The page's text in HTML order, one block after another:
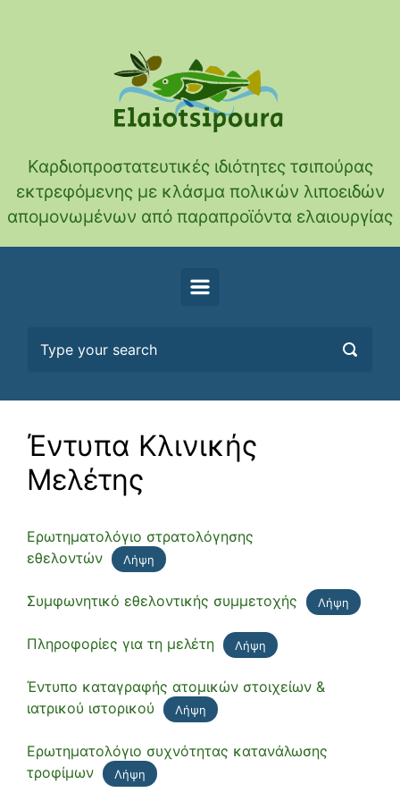
Καρδιοπροστατευτικές ιδιότητες τσιπούρας
εκτρεφόμενης με κλάσμα πολικών λιποειδών
απομονωμένων από παραπροϊόντα ελαιουργίας
Έντυπα Κλινικής
Μελέτης
Ερωτηματολόγιο στρατολόγησης
εθελοντών
Λήψη
Συμφωνητικό εθελοντικής συμμετοχής Λήψη
Πληροφορίες για τη μελέτη Λήψη
Έντυπο καταγραφής ατομικών στοιχείων &
ιατρικού ιστορικού
Λήψη
Ερωτηματολόγιο συχνότητας κατανάλωσης
τροφίμων
Λήψη